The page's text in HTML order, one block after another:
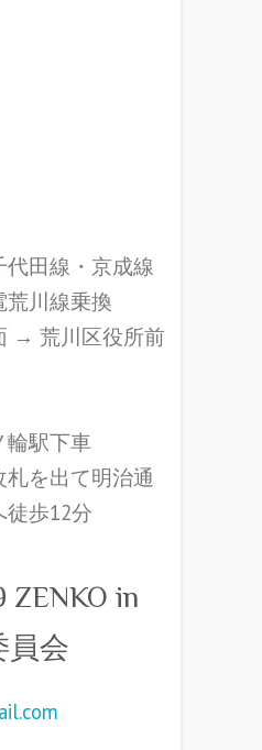
田線・京成線
荒川線乗換
→ 荒川区役所前
駅下車
を出て明治通
徒歩12分
in
員会